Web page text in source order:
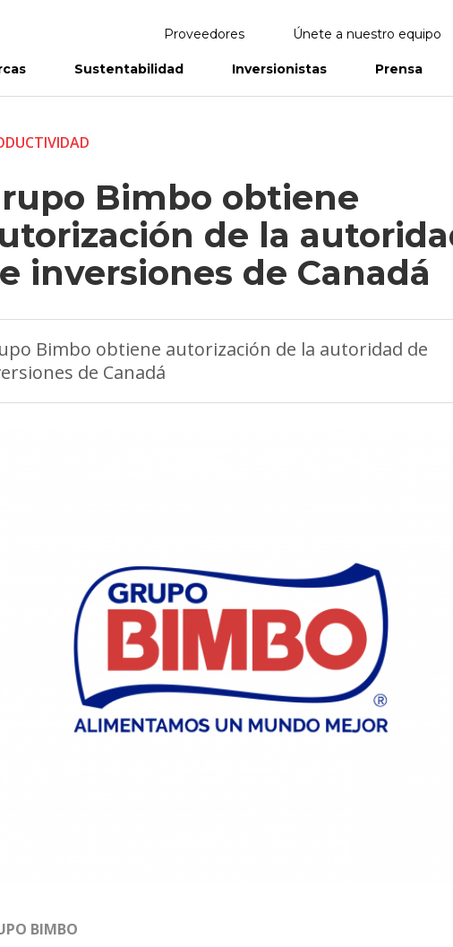
Proveedores Únete a nuestro equipo
Sustentabilidad Inversionistas Prensa
Bimbo obtiene
de la
inversiones de Canadá
Bimbo obtiene autorización de la autoridad de
de Canadá
BIMBO